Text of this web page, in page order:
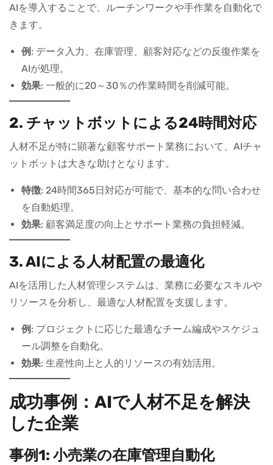
AIを導入することで、ルーチンワークや手作業を自動化で
きます。
例 : データ入力、在庫管理、顧客対応などの反復作業を
AIが処理。
効果: 一般的に20～30％の作業時間を削減可能。
2. チャットボットによる24時間対応
人材不足が特に顕著な顧客サポート業務において、AIチャ
ットボットは大きな助けとなります。
特徴: 24時間365日対応が可能で、基本的な問い合わせ
を自動処理。
効果: 顧客満足度の向上とサポート業務の負担軽減。
3. AIによる人材配置の最適化
AIを活用した人材管理システムは、業務に必要なスキルや
リソースを分析し、最適な人材配置を支援します。
例 : プロジェクトに応じた最適なチーム編成やスケジュ
ール調整を自動化。
効果: 生産性向上と人的リソースの有効活用。
成功事例：AIで人材不足を解決
した企業
事例1: 小売業の在庫管理自動化